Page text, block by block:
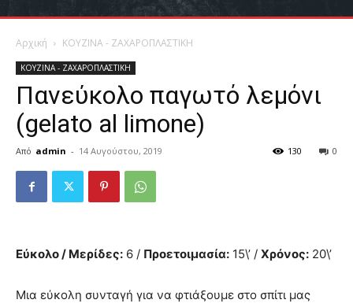
Αρχική ΚΟΥΖΙΝΑ - ΖΑΧΑΡΟΠΛΑΣΤΙΚΗ
ΚΟΥΖΙΝΑ - ΖΑΧΑΡΟΠΛΑΣΤΙΚΗ
Πανεύκολο παγωτό λεμόνι
(gelato al limone)
Από admin - 14 Αυγούστου, 2019 0
130
Εύκολο / Μερίδες: 6 / Προετοιμασία: 15\’ / Χρόνος: 20\’
Μια εύκολη συνταγή για να φτιάξουμε στο σπίτι μας